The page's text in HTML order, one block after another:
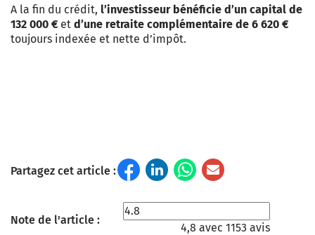
A la fin du crédit, l’investisseur bénéficie d’un capital de
132 000 € et d’une retraite complémentaire de 6 620 €
toujours indexée et nette d’impôt.
Partagez cet article :
Note de l'article :
4,8 avec 1153 avis